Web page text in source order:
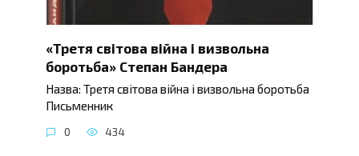
«Третя світова війна і визвольна
боротьба» Степан Бандера
Назва: Третя світова війна і визвольна боротьба
Письменник
0 434